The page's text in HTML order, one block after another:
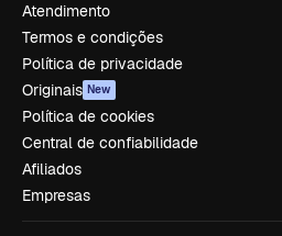
Atendimento
Termos e condições
Política de privacidade
Originais New
Política de cookies
Central de confiabilidade
Afiliados
Empresas